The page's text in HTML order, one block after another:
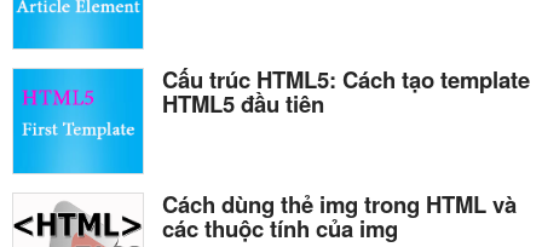
Cấu trúc HTML5: Cách tạo template
HTML5 đầu tiên
Cách dùng thẻ img trong HTML và
các thuộc tính của img